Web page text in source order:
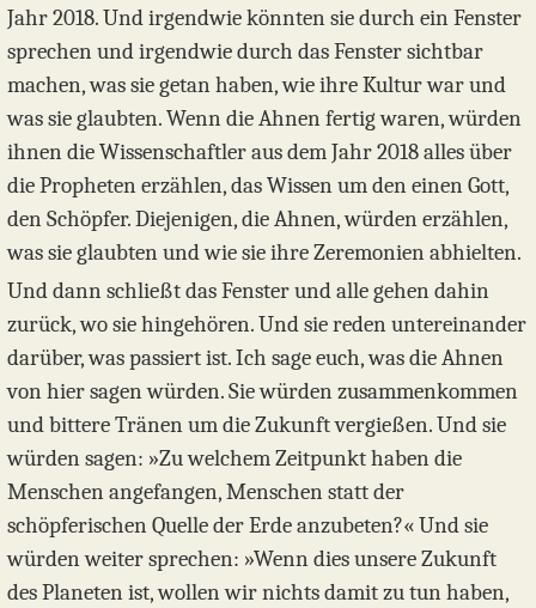
Jahr 2018. Und irgendwie könnten sie durch ein Fenster
sprechen und irgendwie durch das Fenster sichtbar
machen, was sie getan haben, wie ihre Kultur war und
was sie glaubten. Wenn die Ahnen fertig waren, würden
ihnen die Wissenschaftler aus dem Jahr 2018 alles über
die Propheten erzählen, das Wissen um den einen Gott,
den Schöpfer. Diejenigen, die Ahnen, würden erzählen,
was sie glaubten und wie sie ihre Zeremonien abhielten.
Und dann schließt das Fenster und alle gehen dahin
zurück, wo sie hingehören. Und sie reden untereinander
darüber, was passiert ist. Ich sage euch, was die Ahnen
von hier sagen würden. Sie würden zusammenkommen
und bittere Tränen um die Zukunft vergießen. Und sie
würden sagen: »Zu welchem Zeitpunkt haben die
Menschen angefangen, Menschen statt der
schöpferischen Quelle der Erde anzubeten?« Und sie
würden weiter sprechen: »Wenn dies unsere Zukunft
des Planeten ist, wollen wir nichts damit zu tun haben,